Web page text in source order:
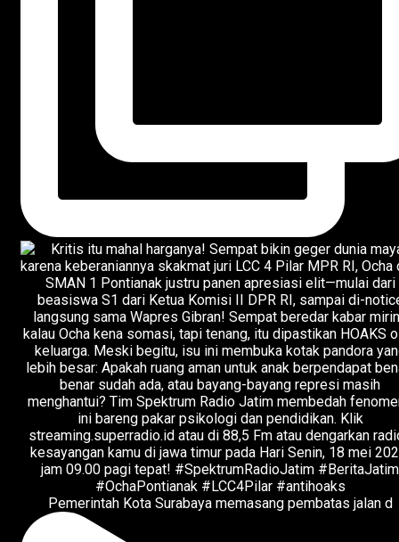
Pemerintah Kota Surabaya memasang pembatas jalan d